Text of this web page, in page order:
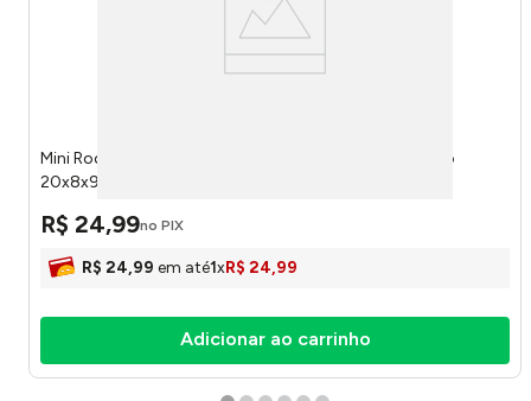
Mini Rodo Limpa Vidro 2 Em 1 Moderna Ferro E Plástico
20x8x97cm LM3995MO - honeyhome
R$ 24,99no PIX
R$ 24,99 em até1xR$ 24,99
Adicionar ao carrinho